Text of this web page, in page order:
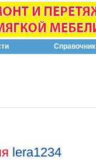
Справочник
lera1234